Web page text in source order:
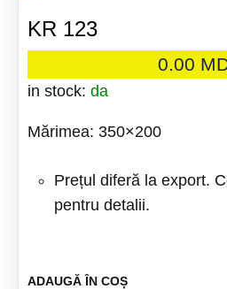
KR 123
0.00
in stock: da
Mărimea: 350×200
Prețul diferă la export.
pentru detalii.
ADAUGĂ ÎN COȘ